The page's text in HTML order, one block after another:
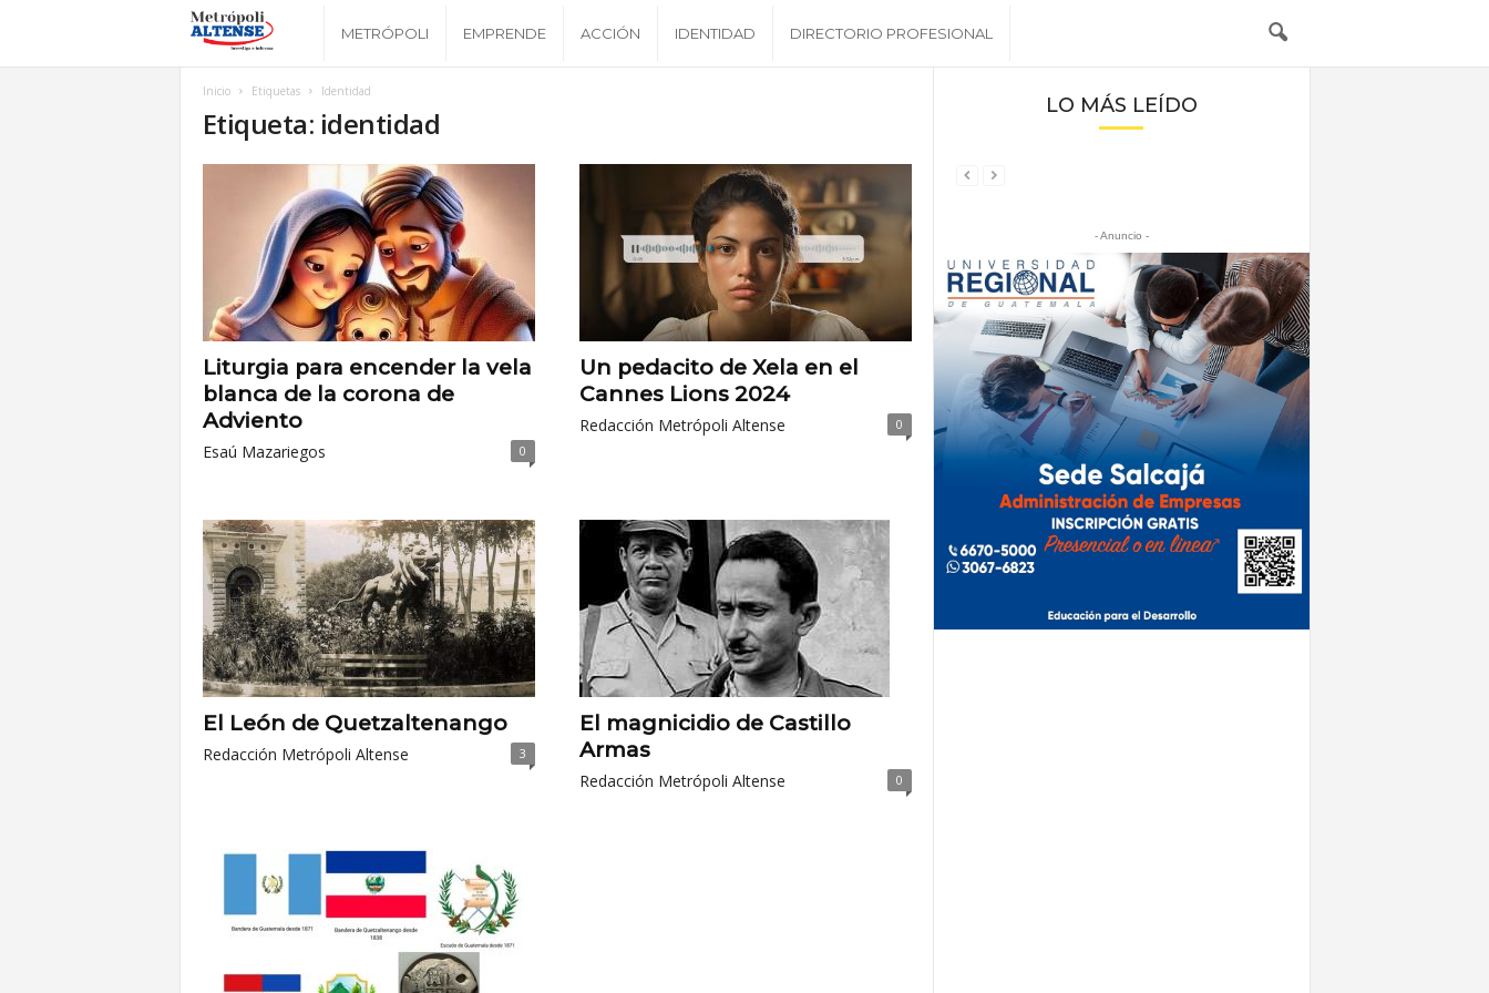
t
r
ó
p
o
A
l
t
e
n
e
METRÓPOLI EMPRENDE ACCIÓN IDENTIDAD DIRECTORIO PROFESIONAL
Inicio Etiquetas Identidad
Etiqueta: identidad
Liturgia para encender la vela
blanca de la corona de
Adviento
Esaú Mazariegos 0
Un pedacito de Xela en el
Cannes Lions 2024
Redacción Metrópoli Altense 0
El León de Quetzaltenango
Redacción Metrópoli Altense 3
El magnicidio de Castillo
Armas
Redacción Metrópoli Altense 0
LO MÁS LEÍDO
- Anuncio -